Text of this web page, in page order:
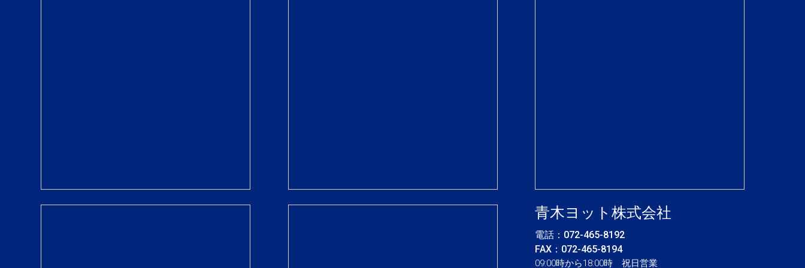
青木ヨット株式会社
電話： 072-465-8192
FAX：072-465-8194
09:00時から18:00時 祝日営業